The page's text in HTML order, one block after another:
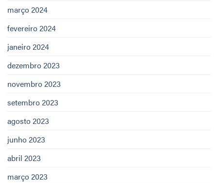
março 2024
fevereiro 2024
janeiro 2024
dezembro 2023
novembro 2023
setembro 2023
agosto 2023
junho 2023
abril 2023
março 2023